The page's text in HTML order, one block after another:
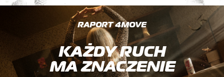
RAPORT 4MOVE
KAŻDY RUCH
MA ZNACZENIE